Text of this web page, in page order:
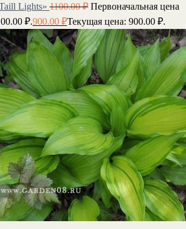
Lights» 1100.00₽ Первоначальная цена
₽.900.00 ₽Текущая цена: 900.00 ₽.